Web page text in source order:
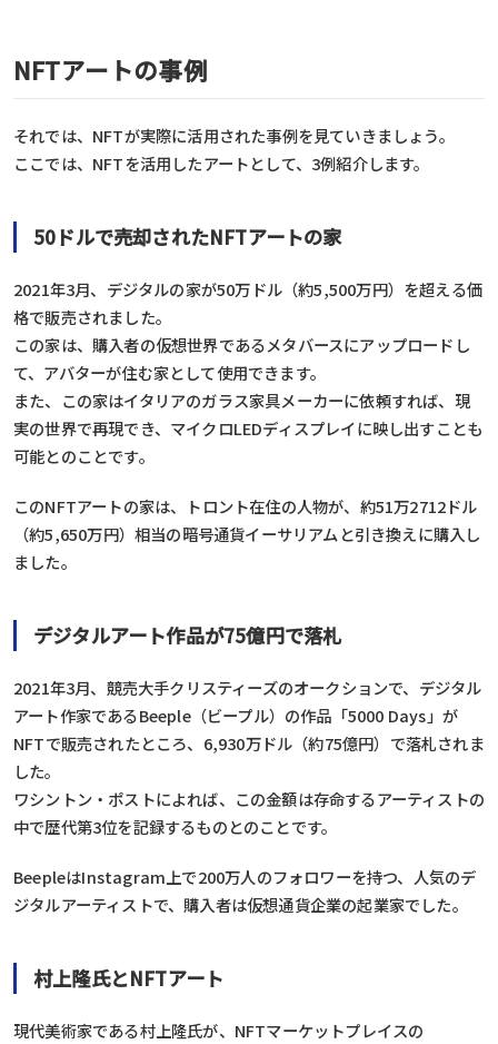
NFTアートの事例
それでは、NFTが実際に活用された事例を見ていきましょう。
ここでは、NFTを活用したアートとして、3例紹介します。
50ドルで売却されたNFTアートの家
2021年3月、デジタルの家が50万ドル（約5,500万円）を超える価
格で販売されました。
この家は、購入者の仮想世界であるメタバースにアップロードし
て、アバターが住む家として使用できます。
また、この家はイタリアのガラス家具メーカーに依頼すれば、現
実の世界で再現でき、マイクロLEDディスプレイに映し出すことも
可能とのことです。
このNFTアートの家は、トロント在住の人物が、約51万2712ドル
（約5,650万円）相当の暗号通貨イーサリアムと引き換えに購入し
ました。
デジタルアート作品が75億円で落札
2021年3月、競売大手クリスティーズのオークションで、デジタル
アート作家であるBeeple（ビープル）の作品「5000 Days」が
NFTで販売されたところ、6,930万ドル（約75億円）で落札されま
した。
ワシントン・ポストによれば、この金額は存命するアーティストの
中で歴代第3位を記録するものとのことです。
BeepleはInstagram上で200万人のフォロワーを持つ、人気のデ
ジタルアーティストで、購入者は仮想通貨企業の起業家でした。
村上隆氏とNFTアート
現代美術家である村上隆氏が、NFTマーケットプレイスの